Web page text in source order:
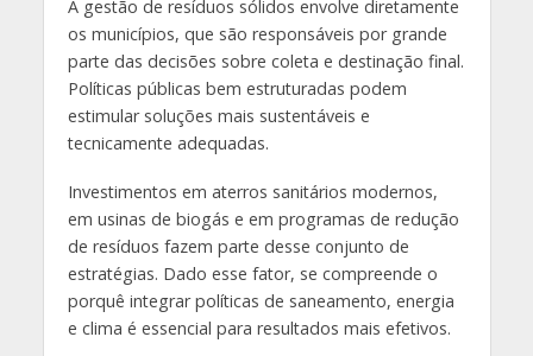
A gestão de resíduos sólidos envolve diretamente
os municípios, que são responsáveis por grande
parte das decisões sobre coleta e destinação final.
Políticas públicas bem estruturadas podem
estimular soluções mais sustentáveis e
tecnicamente adequadas.
Investimentos em aterros sanitários modernos,
em usinas de biogás e em programas de redução
de resíduos fazem parte desse conjunto de
estratégias. Dado esse fator, se compreende o
porquê integrar políticas de saneamento, energia
e clima é essencial para resultados mais efetivos.